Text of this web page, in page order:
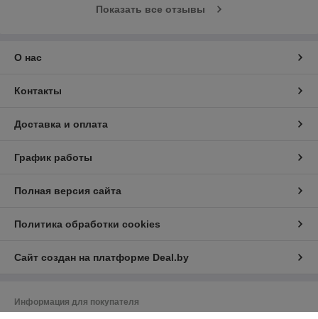
Показать все отзывы
О нас
Контакты
Доставка и оплата
График работы
Полная версия сайта
Политика обработки cookies
Сайт создан на платформе Deal.by
Информация для покупателя